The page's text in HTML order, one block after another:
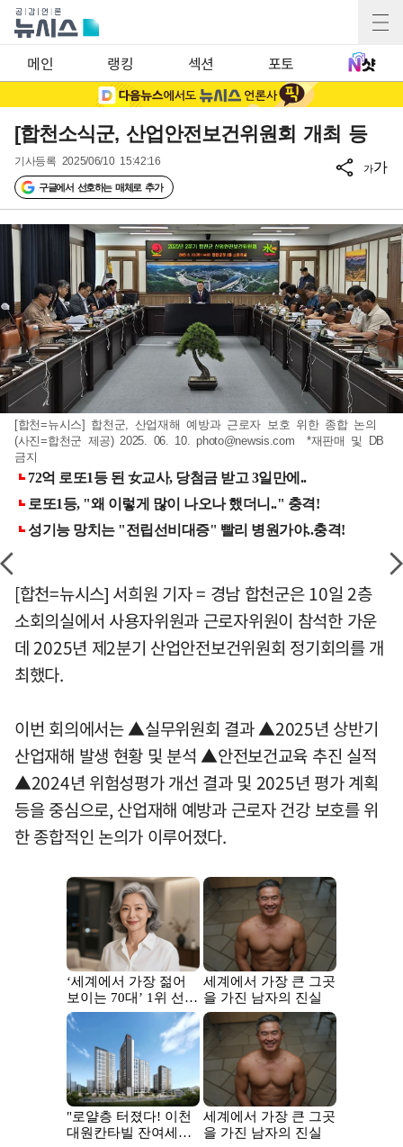
메인 랭킹 섹션 포토
[합천소식군, 산업안전보건위원회 개최 등
기사등록 2025/06/10 15:42:16
구글에서 선호하는 매체로 추가
가가
[합천=뉴시스] 합천군, 산업재해 예방과 근로자 보호 위한 종합 논의
(사진=합천군 제공) 2025. 06. 10.photo@newsis.com *재판매 및 DB
금지
[합천=뉴시스] 서희원 기자 = 경남 합천군은 10일 2층
소회의실에서 사용자위원과 근로자위원이 참석한 가운
데 2025년 제2분기 산업안전보건위원회 정기회의를 개
최했다.
이번 회의에서는 ▲실무위원회 결과 ▲2025년 상반기
산업재해 발생 현황 및 분석 ▲안전보건교육 추진 실적
▲2024년 위험성평가 개선 결과 및 2025년 평가 계획
등을 중심으로, 산업재해 예방과 근로자 건강 보호를 위
한 종합적인 논의가 이루어졌다.